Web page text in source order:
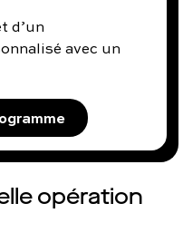
d’un
avec un
opération